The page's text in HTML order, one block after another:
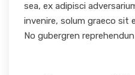
sea, ex adipisci
invenire, solum graeco sit
No gubergren